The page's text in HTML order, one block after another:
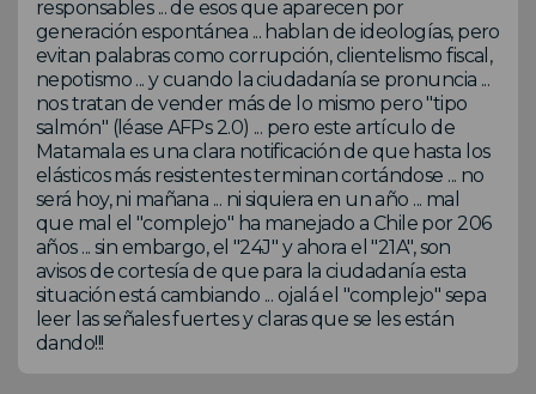
responsables ... de esos que aparecen por
generación espontánea ... hablan de ideologías, pero
evitan palabras como corrupción, clientelismo fiscal,
nepotismo ... y cuando la ciudadanía se pronuncia ...
nos tratan de vender más de lo mismo pero "tipo
salmón" (léase AFPs 2.0) ... pero este artículo de
Matamala es una clara notificación de que hasta los
elásticos más resistentes terminan cortándose ... no
será hoy, ni mañana ... ni siquiera en un año ... mal
que mal el "complejo" ha manejado a Chile por 206
años ... sin embargo, el "24J" y ahora el "21A", son
avisos de cortesía de que para la ciudadanía esta
situación está cambiando ... ojalá el "complejo" sepa
leer las señales fuertes y claras que se les están
dando!!!